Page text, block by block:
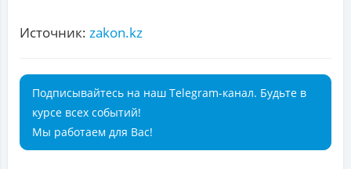
Источник: zakon.kz
Подписывайтесь на наш Telegram-канал. Будьте в
курсе всех событий!
Мы работаем для Вас!